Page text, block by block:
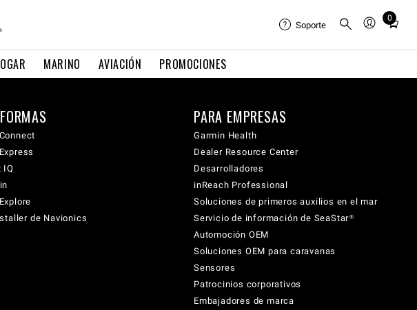
MARINO AVIACIÓN PROMOCIONES
Soporte
0
Total
in
IQ
de Navionics
PARA EMPRESAS
Garmin Health
Dealer Resource Center
Desarrolladores
inReach Professional
Soluciones de primeros auxilios en el mar
Servicio de información de SeaStar®
Automoción OEM
Soluciones OEM para caravanas
Sensores
Patrocinios corporativos
Embajadores de marca